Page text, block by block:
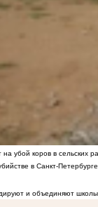
убой коров в сельских
в Санкт-Петербурге
и объединяют